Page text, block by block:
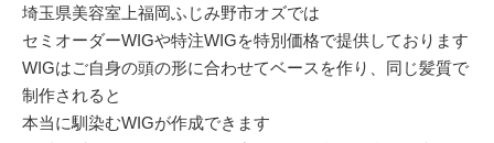
埼玉県美容室上福岡ふじみ野市オズでは
セミオーダーWIGや特注WIGを特別価格で提供しております
WIGはご自身の頭の形に合わせてベースを作り、同じ髪質で
制作されると
本当に馴染むWIGが作成できます